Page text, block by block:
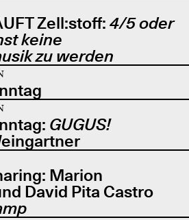
Zell:stoff: 4/5 oder
keine
zu werden
GUGUS!
Marion
David Pita Castro